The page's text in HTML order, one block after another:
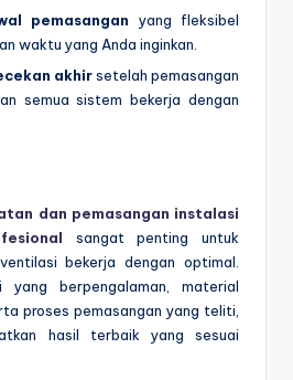
pemasangan yang fleksibel
waktu yang Anda inginkan.
akhirsetelah pemasangan
semua sistem bekerja dengan
dan pemasangan instalasi
sangat penting untuk
bekerja dengan optimal.
yang berpengalaman, material
proses pemasangan yang teliti,
hasil terbaik yang sesuai